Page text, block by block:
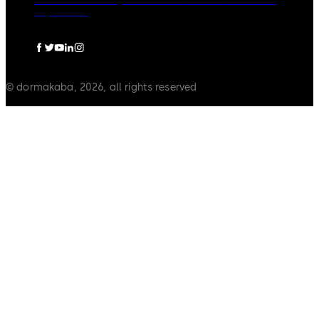
© dormakaba, 2026, all rights reserved